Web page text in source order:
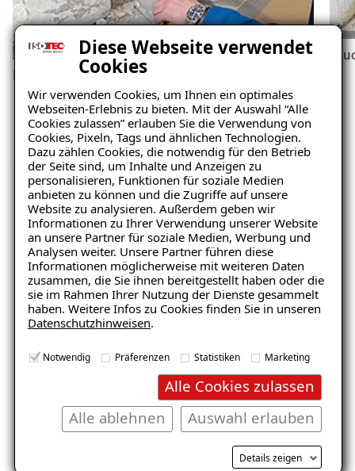
Diese Webseite verwendet
Cookies
Wir verwenden Cookies, um Ihnen ein optimales
Webseiten-Erlebnis zu bieten. Mit der Auswahl “Alle
Cookies zulassen” erlauben Sie die Verwendung von
Cookies, Pixeln, Tags und ähnlichen Technologien.
Dazu zählen Cookies, die notwendig für den Betrieb
der Seite sind, um Inhalte und Anzeigen zu
personalisieren, Funktionen für soziale Medien
anbieten zu können und die Zugriffe auf unsere
Website zu analysieren. Außerdem geben wir
Informationen zu Ihrer Verwendung unserer Website
an unsere Partner für soziale Medien, Werbung und
Analysen weiter. Unsere Partner führen diese
Informationen möglicherweise mit weiteren Daten
zusammen, die Sie ihnen bereitgestellt haben oder die
sie im Rahmen Ihrer Nutzung der Dienste gesammelt
haben. Weitere Infos zu Cookies finden Sie in unseren
Datenschutzhinweisen.
Notwendig Präferenzen Statistiken Marketing
Alle Cookies zulassen
Auswahl erlauben
Alle ablehnen
Details zeigen
Feuchtigkeit
Unverbindliche
Schadensanalyse erhalten
Wo befindet sich der Schaden?
Wohnraum